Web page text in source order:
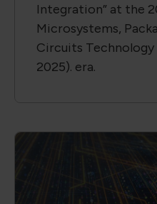
Integration” at the
Microsystems,
Circuits
2025). era.